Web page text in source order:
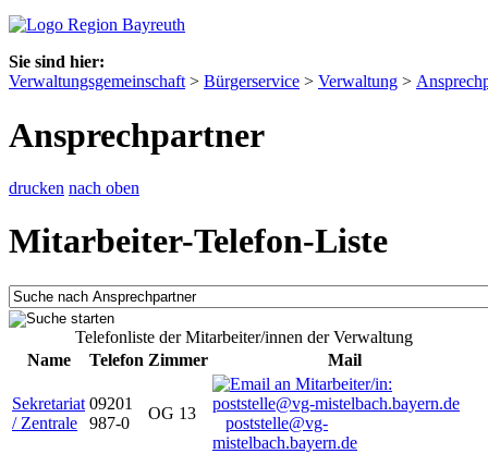
Sie sind hier:
Verwaltungsgemeinschaft > Bürgerservice > Verwaltung >
Ansprechpartner
drucken nach oben
Mitarbeiter-Telefon-Liste
Telefonliste der Mitarbeiter/innen der Verwaltung
Name
Telefon Zimmer Mail
Sekretariat
/ Zentrale
09201
987-0
OG 13
poststelle@vg-
mistelbach.bayern.de